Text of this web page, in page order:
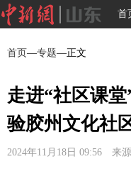
首
首页—专题—正文
走进“社区课
验胶州文化社
2024年11月18日 09:56 来